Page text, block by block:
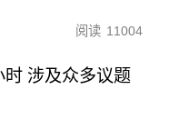
阅读 11004
涉及众多议题